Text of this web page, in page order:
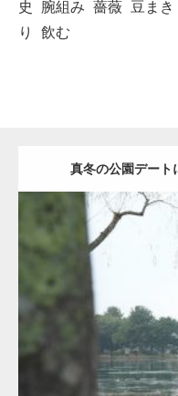
史
腕組み 薔薇 豆まき
り
飲む
真冬の公園デート
公園のマッチョ
ダウンロード